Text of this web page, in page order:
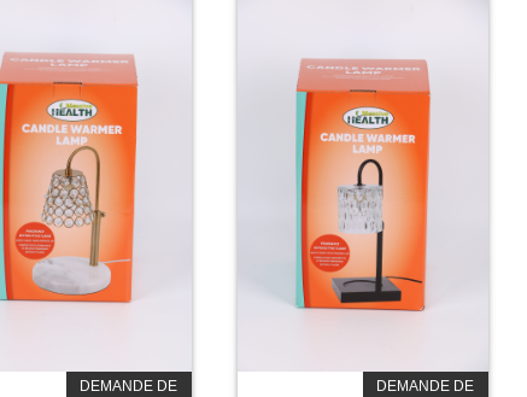
DEMANDE DE DEMANDE DE